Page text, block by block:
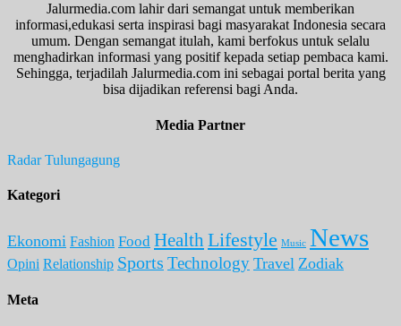
Jalurmedia.com lahir dari semangat untuk memberikan
informasi,edukasi serta inspirasi bagi masyarakat Indonesia secara
umum. Dengan semangat itulah, kami berfokus untuk selalu
menghadirkan informasi yang positif kepada setiap pembaca kami.
Sehingga, terjadilah Jalurmedia.com ini sebagai portal berita yang
bisa dijadikan referensi bagi Anda.
Media Partner
Radar Tulungagung
Kategori
Ekonomi Fashion Food Health Lifestyle Music News
Opini Relationship Sports Technology Travel Zodiak
Meta